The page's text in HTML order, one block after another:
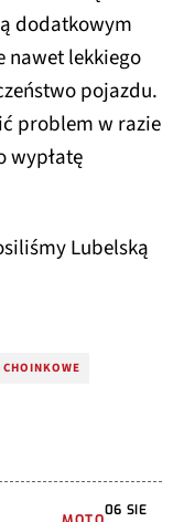
dodatkowym
nawet lekkiego
pojazdu.
problem w razie
wypłatę
Lubelską
MOTO
06 SIE